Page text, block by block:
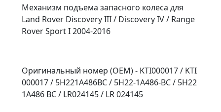
Механизм подъема запасного колеса для
Land Rover Discovery III / Discovery IV / Range
Rover Sport I 2004-2016
Оригинальный номер (OEM) - KTI000017 / KTI
000017 / 5H221A486BC / 5H22-1A486-BC / 5H22
1A486 BC / LR024145 / LR 024145